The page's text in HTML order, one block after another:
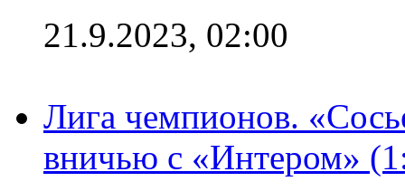
21.9.2023, 02:00
Лига чемпионов.
вничью с «Интером»